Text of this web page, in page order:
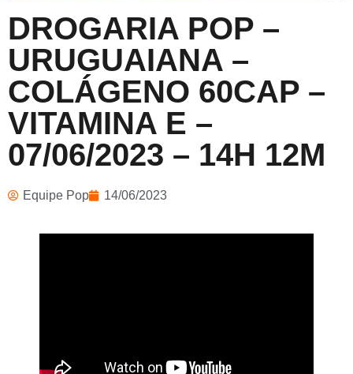
DROGARIA POP –
URUGUAIANA –
COLÁGENO 60CAP –
VITAMINA E –
07/06/2023 – 14H 12M
Equipe Pop 14/06/2023